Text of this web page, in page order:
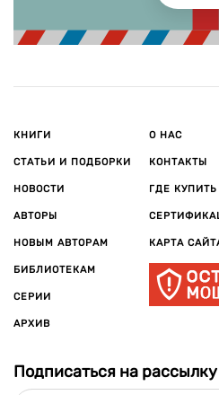
КНИГИ
СТАТЬИ И ПОДБОРКИ
НОВОСТИ
АВТОРЫ
НОВЫМ АВТОРАМ
БИБЛИОТЕКАМ
СЕРИИ
АРХИВ
О НАС
КОНТАКТЫ
ГДЕ
КАРТА
Подписаться на рассылку